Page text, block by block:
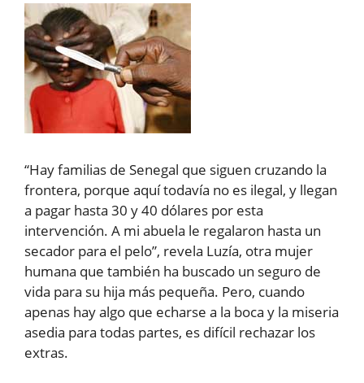
“Hay familias de Senegal que siguen cruzando la
frontera, porque aquí todavía no es ilegal, y llegan
a pagar hasta 30 y 40 dólares por esta
intervención. A mi abuela le regalaron hasta un
secador para el pelo”, revela Luzía, otra mujer
humana que también ha buscado un seguro de
vida para su hija más pequeña. Pero, cuando
apenas hay algo que echarse a la boca y la miseria
asedia para todas partes, es difícil rechazar los
extras.